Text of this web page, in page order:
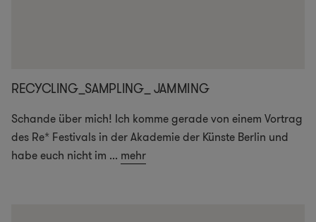
RECYCLING_SAMPLING_ JAMMING
Schande über mich! Ich komme gerade von einem Vortrag
des Re* Festivals in der Akademie der Künste Berlin und
habe euch nicht im ... mehr